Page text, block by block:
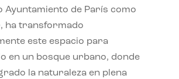
Ayuntamiento de París como
ha transformado
este espacio para
en un bosque urbano, donde
la naturaleza en plena